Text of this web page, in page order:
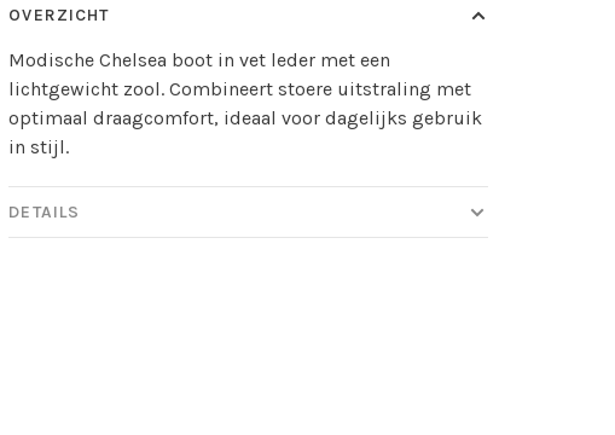
OVERZICHT
Modische Chelsea boot in vet leder met een
lichtgewicht zool. Combineert stoere uitstraling met
optimaal draagcomfort, ideaal voor dagelijks gebruik
in stijl.
DETAILS